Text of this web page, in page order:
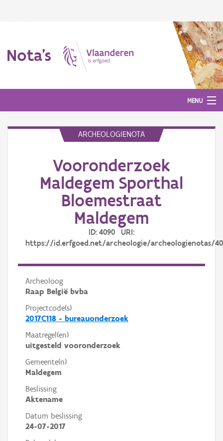
Nota's
MENU
ARCHEOLOGIENOTA
Vooronderzoek
Maldegem Sporthal
Bloemestraat
Maldegem
ID: 4090 URI:
https://id.erfgoed.net/archeologie/archeologienotas/
Archeoloog
Raap België bvba
Projectcode(s)
2017C118 - bureauonderzoek
Maatregel(en)
uitgesteld vooronderzoek
Gemeente(n)
Maldegem
Beslissing
Aktename
Datum beslissing
24-07-2017